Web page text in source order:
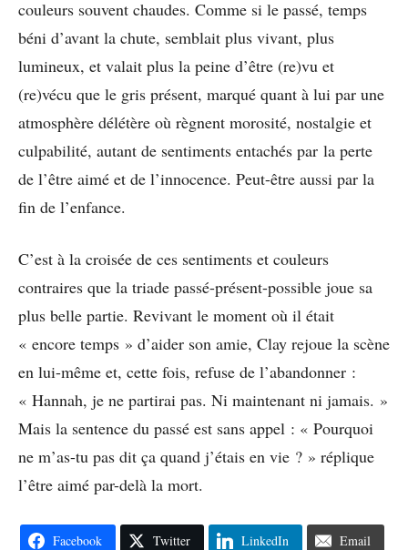
couleurs souvent chaudes. Comme si le passé, temps
béni d’avant la chute, semblait plus vivant, plus
lumineux, et valait plus la peine d’être (re)vu et
(re)vécu que le gris présent, marqué quant à lui par une
atmosphère délétère où règnent morosité, nostalgie et
culpabilité, autant de sentiments entachés par la perte
de l’être aimé et de l’innocence. Peut-être aussi par la
fin de l’enfance.
C’est à la croisée de ces sentiments et couleurs
contraires que la triade passé-présent-possible joue sa
plus belle partie. Revivant le moment où il était
« encore temps » d’aider son amie, Clay rejoue la scène
en lui-même et, cette fois, refuse de l’abandonner :
« Hannah, je ne partirai pas. Ni maintenant ni jamais. »
Mais la sentence du passé est sans appel : « Pourquoi
ne m’as-tu pas dit ça quand j’étais en vie ? » réplique
l’être aimé par-delà la mort.
Facebook Twitter LinkedIn Email